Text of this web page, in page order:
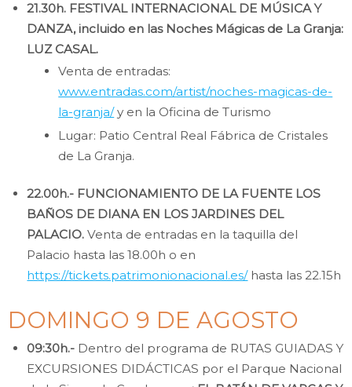
21.30h. FESTIVAL INTERNACIONAL DE MÚSICA Y
DANZA, incluido en las Noches Mágicas de La Granja:
LUZ CASAL.
Venta de entradas:
www.entradas.com/artist/noches-magicas-de-
la-granja/y en la Oficina de Turismo
Lugar: Patio Central Real Fábrica de Cristales
de La Granja.
22.00h.- FUNCIONAMIENTO DE LA FUENTE LOS
BAÑOS DE DIANA EN LOS JARDINES DEL
PALACIO. Venta de entradas en la taquilla del
Palacio hasta las 18.00h o en
https://tickets.patrimonionacional.es/ hasta las 22.15h
DOMINGO 9 DE AGOSTO
09:30h.- Dentro del programa de RUTAS GUIADAS Y
EXCURSIONES DIDÁCTICAS por el Parque Nacional